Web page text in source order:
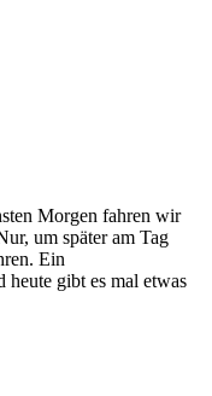
Morgen fahren wir
um später am Tag
Ein
heute gibt es mal etwas